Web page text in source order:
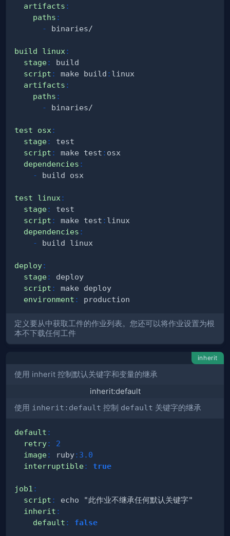
artifacts :
paths :
-
build linux :
stage:
script : make build :
artifacts :
paths :
-
test osx :
stage:
script : make test :
dependencies :
-
test linux :
stage:
script : make test :
dependencies :
-
deploy:
stage:
script :
environment :
定义要从中获取工件的作业列表。您还可以将作业设置为根
本不下载任何工件
inherit
使用 inherit 控制默认关键字和变量的继承
inherit:default
使用 inherit:default 控制 default 关键字的继承
default :
retry:
2
image: ruby: 3.0
interruptible: true
job1 :
script :
inherit :
default : false